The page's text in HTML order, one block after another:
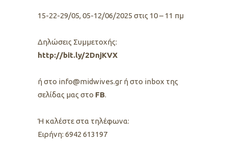
15-22-29/05, 05-12/06/2025 στις 10 – 11 πμ
Δηλώσεις Συμμετοχής:
http://bit.ly/2DnjKVX
ή στο info@midwives.gr ή στο inbox της
σελίδας μας στο FB.
Ή καλέστε στα τηλέφωνα:
Ειρήνη: 6942 613197